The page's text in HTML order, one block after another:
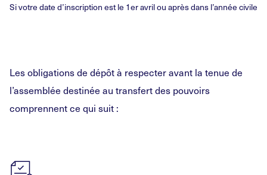
Si votre date d’inscription est le 1er avril ou après dans l’année civile
Les obligations de dépôt à respecter avant la tenue de
l’assemblée destinée au transfert des pouvoirs
comprennent ce qui suit :